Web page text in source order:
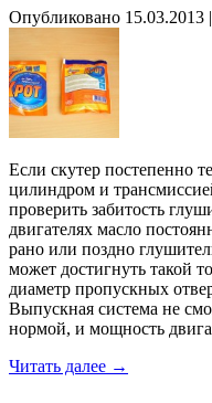
Опубликовано 15.03.2013 |
Если скутер постепенно
цилиндром и
проверить забитость
двигателях масло
рано или поздно
может достигнуть такой
диаметр пропускных
Выпускная система не
нормой, и мощность
Читать далее →